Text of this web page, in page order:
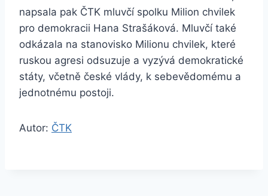
napsala pak ČTK mluvčí spolku Milion chvilek
pro demokracii Hana Strašáková. Mluvčí také
odkázala na stanovisko Milionu chvilek, které
ruskou agresi odsuzuje a vyzývá demokratické
státy, včetně české vlády, k sebevědomému a
jednotnému postoji.
Autor: ČTK